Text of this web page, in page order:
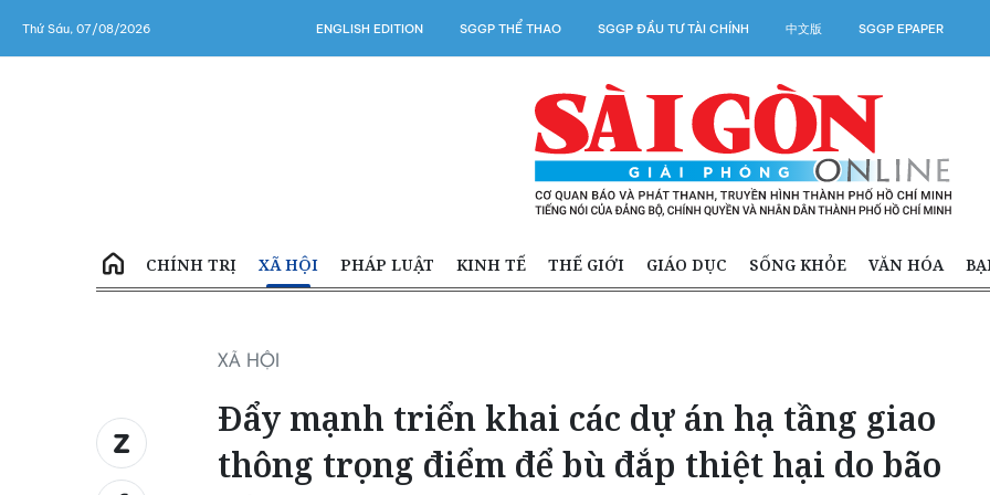
Thứ Sáu, 07/08/2026 ENGLISH EDITION SGGP THỂ THAO SGGP ĐẦU TƯ TÀI CHÍNH 中文版 SGGP EPAPER
CHÍNH TRỊ XÃ HỘI PHÁP LUẬT KINH TẾ THẾ GIỚI GIÁO DỤC SỐNG KHỎE VĂN HÓA
XÃ HỘI
Đẩy mạnh triển khai các dự án hạ tầng giao
thông trọng điểm để bù đắp thiệt hại do bão